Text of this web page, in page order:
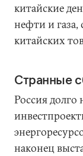
китайские
нефти и
китайских
Странные
Россия долго
наконец